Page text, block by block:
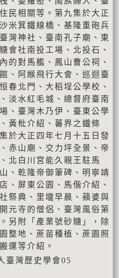
民相關等。第九集於大正
米箕鐵線橋、基隆重砲兵
灣神社、臺南孔子廟、東
會社南投工場、北投石、
的對馬艦、鳳山曹公祠、
、阿緱飛行大會、巡迴臺
春北門、大稻埕公學校、
淡水紅毛城、總督府臺南
、臺灣木乃伊、臺東公學
黃枇介紹、蕃界之鐵條
於大正四年七月十五日發
赤山廟、交力坪全景、帝
北白川宮能久親王駐馬
、乾隆帝御筆碑、明寧靖
、屏東公園、馬偕介紹、
祭典、里壠早晨、蘋婆與
元寺的僧侶、臺灣風俗第
另附「產業號砂糖」，除
整地、蔗苗種植、蔗園照
運等介紹。
臺灣歷史學會05